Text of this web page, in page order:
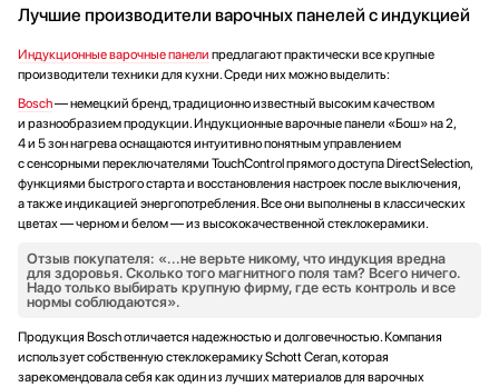
Лучшие производители варочных панелей с индукцией
Индукционные варочные панели предлагают практически все крупные
производители техники для кухни. Среди них можно выделить:
Bosch— немецкий бренд, традиционно известный высоким качеством
и разнообразием продукции. Индукционные варочные панели «Бош» на 2,
4 и 5 зон нагрева оснащаются интуитивно понятным управлением
с сенсорными переключателями TouchControl прямого доступа DirectSelection,
функциями быстрого старта и восстановления настроек после выключения,
а также индикацией энергопотребления. Все они выполнены в классических
цветах — черном и белом — из высококачественной стеклокерамики.
Отзыв покупателя: «...не верьте никому, что индукция вредна
для здоровья. Сколько того магнитного поля там? Всего ничего.
Надо только выбирать крупную фирму, где есть контроль и все
нормы соблюдаются».
Продукция Bosch отличается надежностью и долговечностью. Компания
использует собственную стеклокерамику Schott Ceran, которая
зарекомендовала себя как один из лучших материалов для варочных